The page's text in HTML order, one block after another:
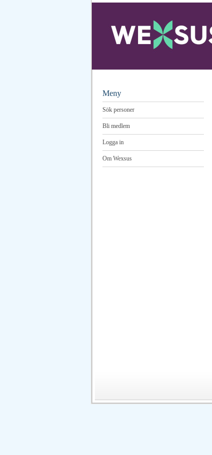
Meny
Sök personer
Bli medlem
Logga in
Om Wexsus